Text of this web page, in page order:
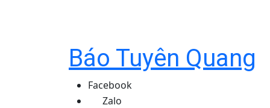
Báo Tuyên Quang
Facebook
Zalo